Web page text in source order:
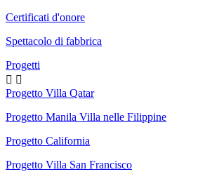
Certificati d'onore
Spettacolo di fabbrica
Progetti
 
Progetto Villa Qatar
Progetto Manila Villa nelle Filippine
Progetto California
Progetto Villa San Francisco